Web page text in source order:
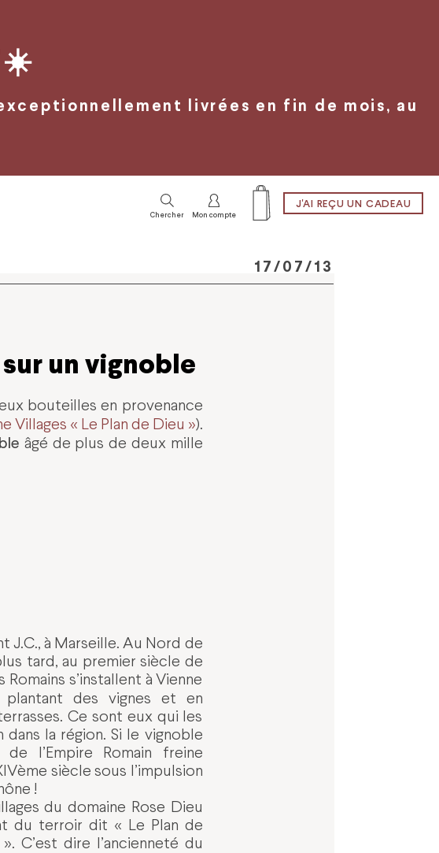
☀️
livrées en fin de mois, au
J'AI REÇU UN CADEAU
Chercher Mon compte
17/07/13
un vignoble
bouteilles en provenance
Villages « Le Plan de Dieu »).
âgé de plus de deux mille
J.C., à Marseille. Au Nord de
tard, au premier siècle de
s’installent à Vienne
plantant des vignes et en
Ce sont eux qui les
la région. Si le vignoble
l’Empire Romain freine
siècle sous l’impulsion
!
du domaine Rose Dieu
du terroir dit « Le Plan de
C’est dire l’ancienneté du